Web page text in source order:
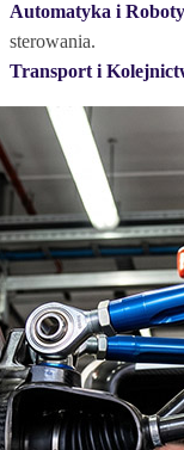
Automatyka i
sterowania.
Transport i
pojazdach.
Rolnictwo:
praca w
ciągników.
Motorsport:
dynamiczne.